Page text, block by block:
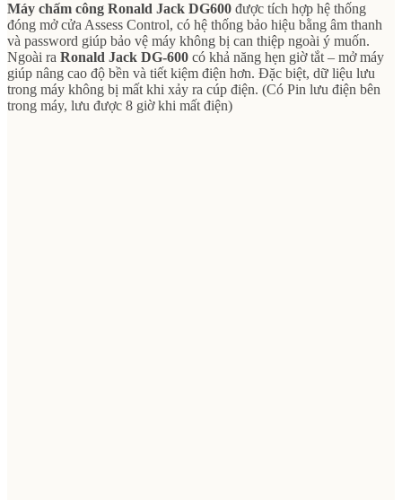
Máy chấm công Ronald Jack DG600 được tích hợp hệ thống
đóng mở cửa Assess Control, có hệ thống bảo hiệu bằng âm thanh
và password giúp bảo vệ máy không bị can thiệp ngoài ý muốn.
Ngoài ra Ronald Jack DG-600 có khả năng hẹn giờ tắt – mở máy
giúp nâng cao độ bền và tiết kiệm điện hơn. Đặc biệt, dữ liệu lưu
trong máy không bị mất khi xảy ra cúp điện. (Có Pin lưu điện bên
trong máy, lưu được 8 giờ khi mất điện)